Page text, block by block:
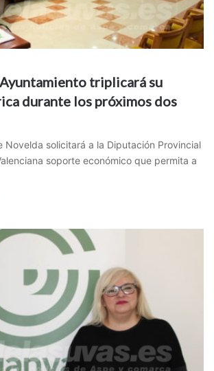
triplicará su
durante los próximos dos
Novelda solicitará a la Diputación Provincial
soporte económico que permita a